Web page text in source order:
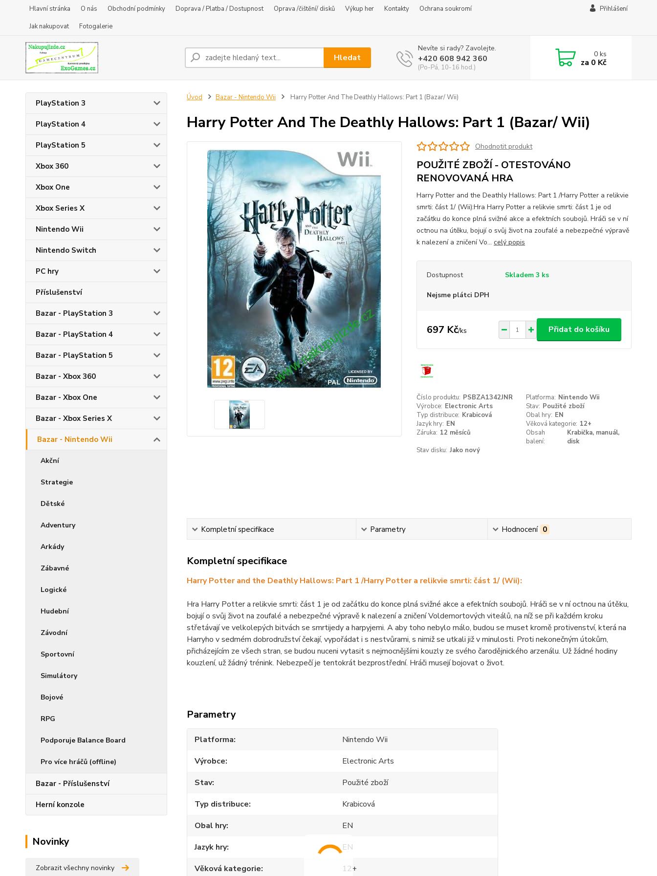
Hlavní stránka O nás Obchodní podmínky Doprava / Platba / Dostupnost Oprava /čištění/ disků Výkup her Kontakty
Ochrana soukromí
Jak nakupovat
Fotogalerie
Přihlášení
Hledat
Nevíte si rady? Zavolejte.
+420 608 942 360
(Po-Pá, 10-16 hod.)
0ks
za 0 Kč
PlayStation 3
PlayStation 4
PlayStation 5
Xbox 360
Xbox One
Xbox Series X
Nintendo Wii
Nintendo Switch
PC hry
Příslušenství
Bazar - PlayStation 3
Bazar - PlayStation 4
Bazar - PlayStation 5
Bazar - Xbox 360
Bazar - Xbox One
Bazar - Xbox Series X
Bazar - Nintendo Wii
Akční
Strategie
Dětské
Adventury
Arkády
Zábavné
Logické
Hudební
Závodní
Sportovní
Simulátory
Bojové
RPG
Podporuje Balance Board
Pro více hráčů (offline)
Bazar - Příslušenství
Herní konzole
Novinky
Zobrazit všechny novinky
Úvod Bazar - Nintendo Wii Harry Potter And The Deathly Hallows: Part 1 (Bazar/ Wii)
Harry Potter And The Deathly Hallows: Part 1 (Bazar/ Wii)
Ohodnotit produkt
POUŽITÉ ZBOŽÍ - OTESTOVÁNO
RENOVOVANÁ HRA
Harry Potter and the Deathly Hallows: Part 1 /Harry Potter a relikvie
smrti: část 1/ (Wii):Hra Harry Potter a relikvie smrti: část 1 je od
začátku do konce plná svižné akce a efektních soubojů. Hráči se v ní
octnou na útěku, bojují o svůj život na zoufalé a nebezpečné výpravě
k nalezení a zničení Vo... celý popis
Dostupnost Skladem 3 ks
Nejsme plátci DPH
697 Kč/ks Přidat do košíku
Číslo produktu: PSBZA1342JNR Platforma: Nintendo Wii
Výrobce: Electronic Arts Stav: Použité zboží
Typ distribuce: Krabicová Obal hry: EN
Jazyk hry: EN Věková kategorie: 12+
Záruka: 12 měsíců
Obsah
balení:
Krabička, manuál,
disk
Stav disku: Jako nový
Kompletní specifikace Parametry Hodnocení 0
Kompletní specifikace
Harry Potter and the Deathly Hallows: Part 1 /Harry Potter a relikvie smrti: část 1/ (Wii):
Hra Harry Potter a relikvie smrti: část 1 je od začátku do konce plná svižné akce a efektních soubojů. Hráči se v ní octnou na útěku,
bojují o svůj život na zoufalé a nebezpečné výpravě k nalezení a zničení Voldemortových viteálů, na níž se při každém kroku
střetávají ve velkolepých bitvách se smrtijedy a harpyjemi. A aby toho nebylo málo, budou se muset kromě protivenství, která na
Harryho v sedmém dobrodružství čekají, vypořádat i s nestvůrami, s nimiž se utkali již v minulosti. Proti nekonečným útokům,
přicházejícím ze všech stran, se budou nuceni vytasit s nejmocnějšími kouzly ze svého čarodějnického arzenálu. Už žádné hodiny
kouzlení, už žádný trénink. Nebezpečí je tentokrát bezprostřední. Hráči musejí bojovat o život.
Parametry
Platforma
Nintendo Wii
Výrobce
Electronic Arts
Stav
Použité zboží
Typ distribuce
Krabicová
Obal hry
EN
Jazyk hry
EN
Věková kategorie
12+